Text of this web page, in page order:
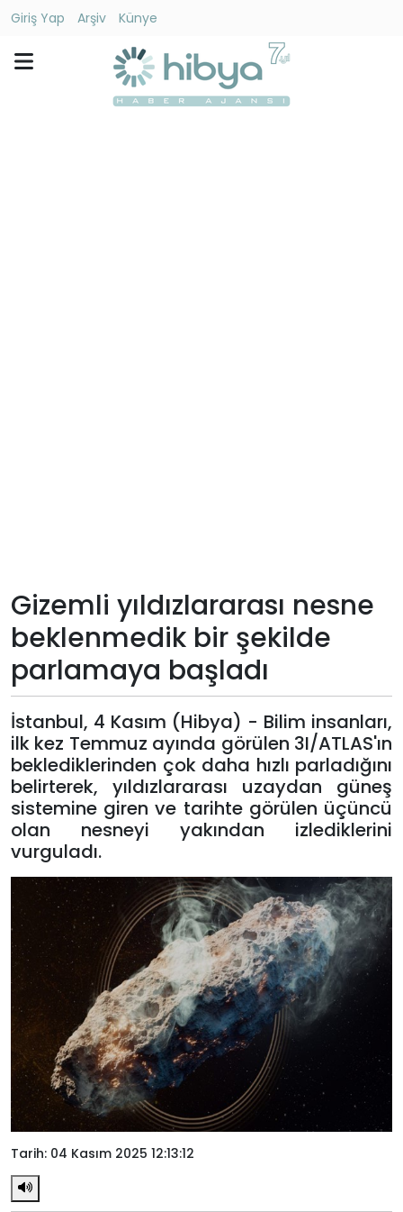
Giriş Yap Arşiv
Künye
Giriş
Yap
Gizemli yıldızlararası nesne
beklenmedik bir şekilde
parlamaya başladı
İstanbul, 4 Kasım (Hibya) - Bilim insanları,
ilk kez Temmuz ayında görülen 3I/ATLAS'ın
beklediklerinden çok daha hızlı parladığını
belirterek, yıldızlararası uzaydan güneş
sistemine giren ve tarihte görülen üçüncü
olan nesneyi yakından izlediklerini
vurguladı.
Tarih: 04 Kasım 2025 12:13:12